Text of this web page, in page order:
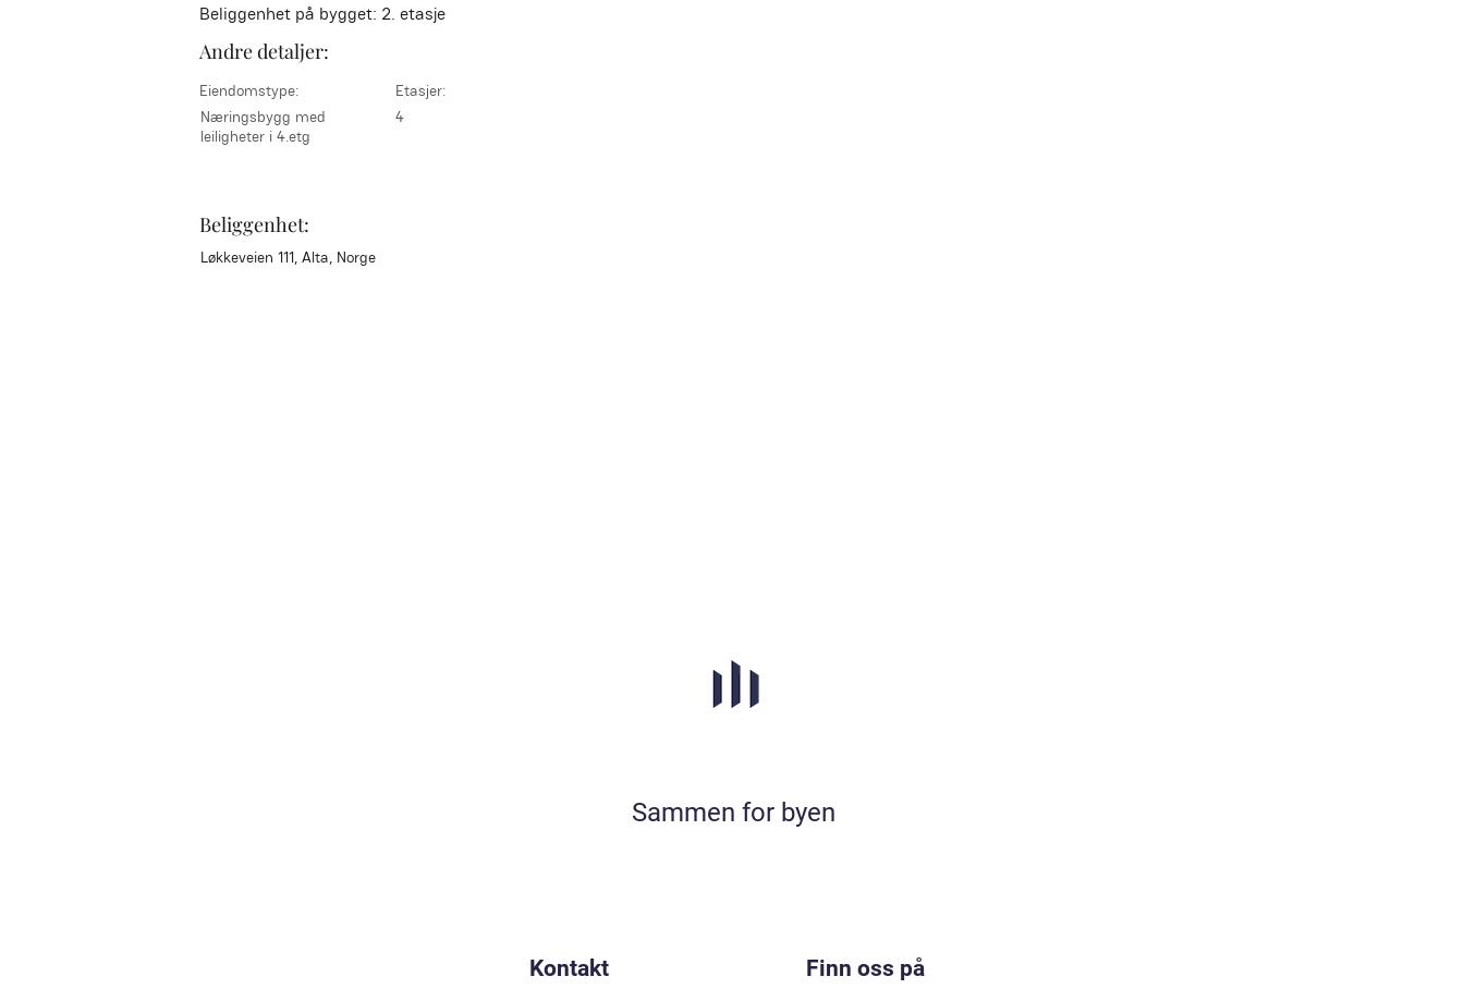
Beliggenhet på bygget: 2. etasje
Andre detaljer:
Eiendomstype:
Næringsbygg med
leiligheter i 4.etg
Etasjer:
4
Beliggenhet:
Løkkeveien 111, Alta, Norge
Sammen for byen
Kontakt Finn oss på